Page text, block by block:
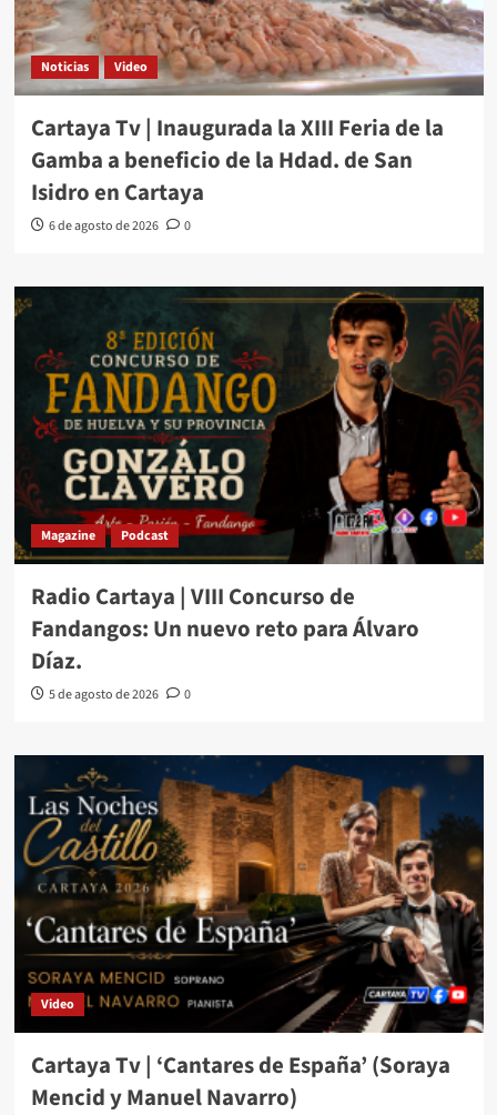
Noticias Video
Cartaya Tv | Inaugurada la XIII Feria de la
Gamba a beneficio de la Hdad. de San
Isidro en Cartaya
6 de agosto de 2026 0
Magazine Podcast
Radio Cartaya | VIII Concurso de
Fandangos: Un nuevo reto para Álvaro
Díaz.
5 de agosto de 2026 0
Video
Cartaya Tv | ‘Cantares de España’ (Soraya
Mencid y Manuel Navarro)